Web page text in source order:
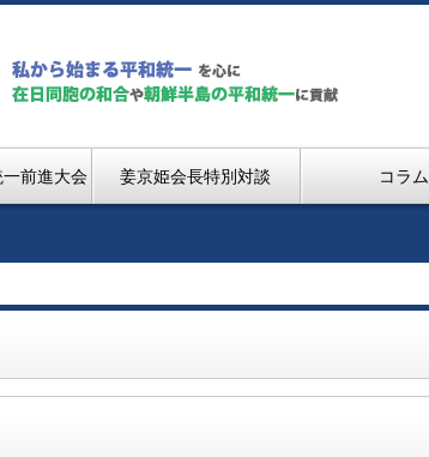
前進大会 姜京姫会長特別対談 コラム